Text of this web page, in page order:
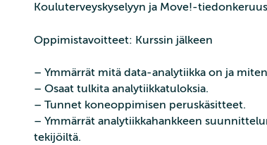
Kouluterveyskyselyyn ja Move!-
Oppimistavoitteet: Kurssin jälkeen
– Ymmärrät mitä data-analytiikka on ja
– Osaat tulkita analytiikkatuloksia.
– Tunnet koneoppimisen peruskäsitteet.
– Ymmärrät analytiikkahankkeen
tekijöiltä.